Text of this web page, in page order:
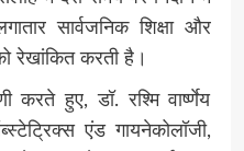
सार्वजनिक शिक्षा और
रेखांकित करती है।
करते हुए, डॉ. रश्मि वार्ष्णेय
एंड गायनेकोलॉजी,